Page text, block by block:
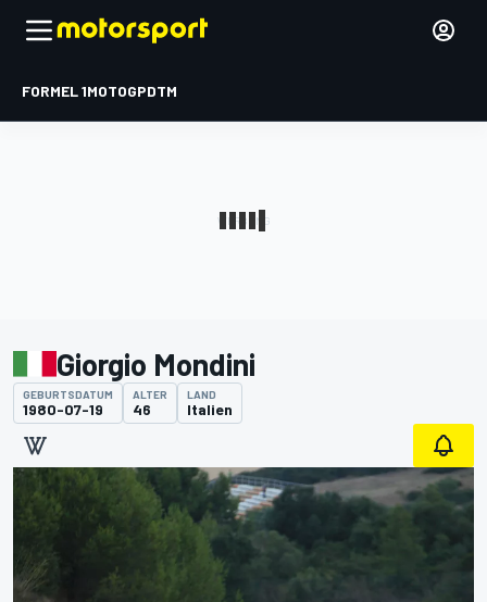
FORMEL 1MOTOGPDTM
Giorgio Mondini
GEBURTSDATUM
1980-07-19
ALTER
46
LAND
Italien